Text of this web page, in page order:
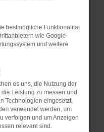
vorübergehende
neuesten Stand
nur ein
kann auch dazu
nicht mehr
bestmögliche Funktionalität
wie Google
und weitere
es uns, die Nutzung der
Leistung zu messen und
Technologien eingesetzt,
verwendet werden, um
verfolgen und um Anzeigen
relevant sind.